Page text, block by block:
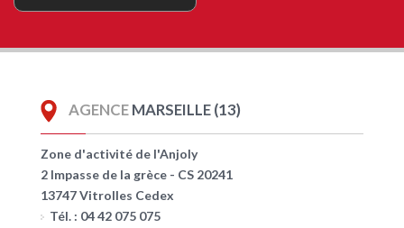
AGENCEMARSEILLE (13)
Zone d'activité de l'Anjoly
2 Impasse de la grèce - CS 20241
13747 Vitrolles Cedex
Tél. : 04 42 075 075